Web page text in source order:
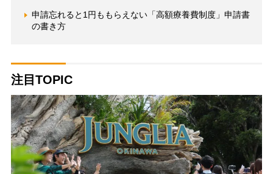
申請忘れると1円ももらえない「高額療養費制度」申請書
の書き方
注目TOPIC